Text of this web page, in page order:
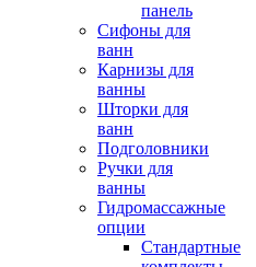
панель
Сифоны для
ванн
Карнизы для
ванны
Шторки для
ванн
Подголовники
Ручки для
ванны
Гидромассажные
опции
Стандартные